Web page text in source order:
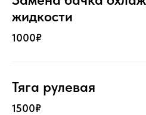
жидкости
1000₽
Тяга рулевая
1500₽